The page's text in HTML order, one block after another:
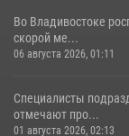
Во Владивостоке
скорой ме...
06 августа 2026, 01:11
Специалисты
отмечают про...
01 августа 2026, 02:13